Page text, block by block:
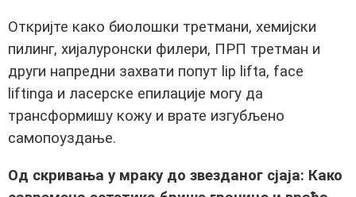
Откријте како биолошки третмани, хемијски
пилинг, хијалуронски филери, ПРП третман и
други напредни захвати попут lip lifta, face
liftinga и ласерске епилације могу да
трансформишу кожу и врате изгубљено
самопоуздање.
Од скривања у мраку до звезданог сјаја: Како